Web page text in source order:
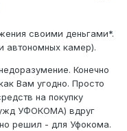
своими деньгами*.
автономных камер).
Конечно
Вам угодно. Просто
на покупку
УФОКОМА) вдруг
решил - для Уфокома.